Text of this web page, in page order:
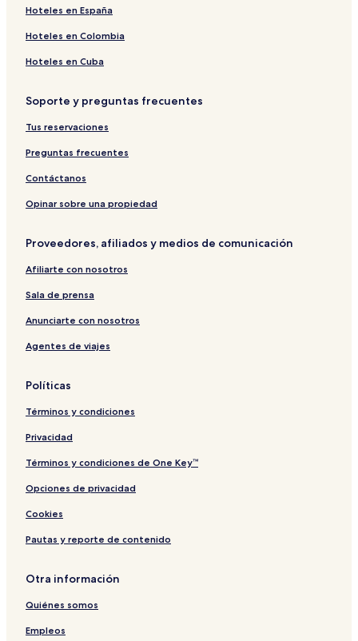
Hoteles en España
Hoteles en Colombia
Hoteles en Cuba
Soporte y preguntas frecuentes
Tus reservaciones
Preguntas frecuentes
Contáctanos
Opinar sobre una propiedad
Proveedores, afiliados y medios de comunicación
Afiliarte con nosotros
Sala de prensa
Anunciarte con nosotros
Agentes de viajes
Políticas
Términos y condiciones
Privacidad
Términos y condiciones de One Key™
Opciones de privacidad
Cookies
Pautas y reporte de contenido
Otra información
Quiénes somos
Empleos